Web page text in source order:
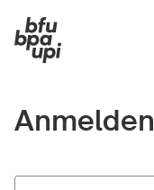
Anmelden